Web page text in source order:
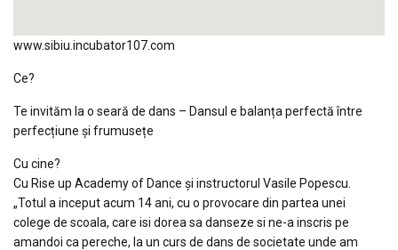
www.sibiu.incubator107.com
Ce?
Te invităm la o seară de dans – Dansul e balanța perfectă între
perfecțiune și frumusețe
Cu cine?
Cu Rise up Academy of Dance și instructorul Vasile Popescu.
„Totul a inceput acum 14 ani, cu o provocare din partea unei
colege de scoala, care isi dorea sa danseze si ne-a inscris pe
amandoi ca pereche, la un curs de dans de societate unde am